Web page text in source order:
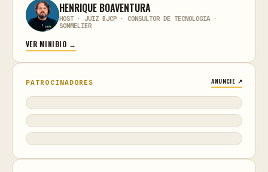
HENRIQUE BOAVENTURA
HOST · JUIZ BJCP · CONSULTOR DE TECNOLOGIA ·
SOMMELIER
VER MINIBIO →
PATROCINADORES ANUNCIE ↗